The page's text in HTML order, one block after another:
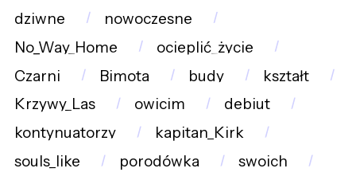
dziwne
nowoczesne
No_Way_Home
ocieplić_życie
Czarni
Bimota budy
kształt
Krzywy_Las
owicim
debiut
kontynuatorzy
kapitan_Kirk
souls_like
porodówka
swoich